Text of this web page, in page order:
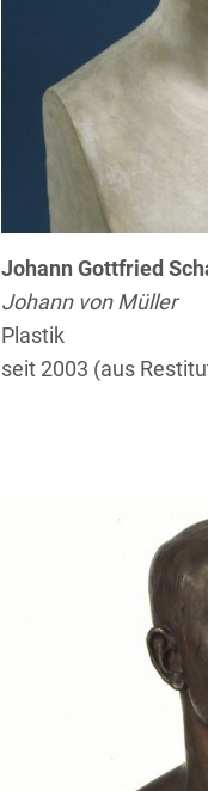
Johann Gottfried
Johann von Müller
Plastik
seit 2003 (aus